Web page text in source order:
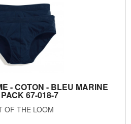
- COTON - BLEU MARINE
67-018-7
OF THE LOOM